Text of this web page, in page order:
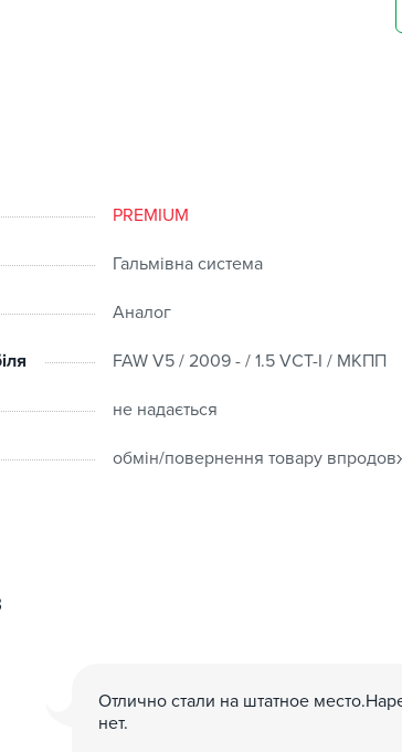
PREMIUM
Гальмівна система
Аналог
FAW V5 / 2009 - / 1.5 VCT-I / МКПП
не надається
обмін/повернення товару
Отлично стали на штатное
нет.